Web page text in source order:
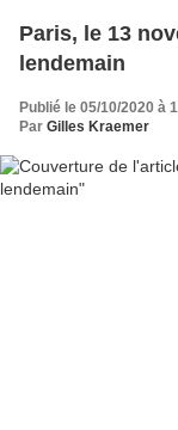
Paris, le 13
lendemain
Publié le 05/10/2020 à
Par Gilles Kraemer